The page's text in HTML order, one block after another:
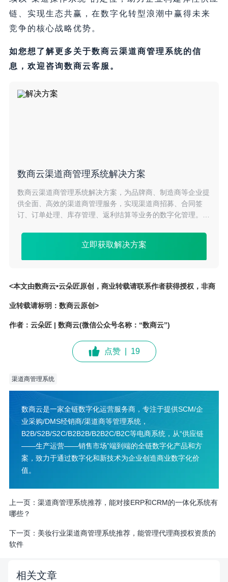
链、实现生态共赢，在数字化转型浪潮中赢得未来
竞争的核心战略优势。
如您想了解更多关于数商云渠道商管理系统的信
息，欢迎咨询数商云客服。
数商云渠道商管理系统解决方案
数商云渠道商管理系统解决方案，为品牌商、制造商等企业提
供全面、高效的渠道商管理服务，实现渠道商招募、合同签
订、订单处理、库存管理、返利结算等业务的数字化管理。提
立即获取解决方案
<本文由数商云•云朵匠原创，商业转载请联系作者获得授权，非商
业转载请标明：数商云原创>
作者：云朵匠 | 数商云(微信公众号名称：“数商云”)
点赞 19
渠道商管理系统
数商云是一家全链数字化运营服务商，专注于提供SCM/企
业采购/DMS经销商/渠道商等管理系统，
B2B/S2B/S2C/B2B2B/B2B2C/B2C等电商系统，从“供应链
——生产运营——销售市场”端到端的全链数字化产品和方
案，致力于通过数字化和新技术为企业创造商业数字化价
值。
上一页： 渠道商管理系统推荐，能对接ERP和CRM的一体化系统有
哪些？
下一页： 美妆行业渠道商管理系统推荐，能管理代理商授权资质的
软件
相关文章